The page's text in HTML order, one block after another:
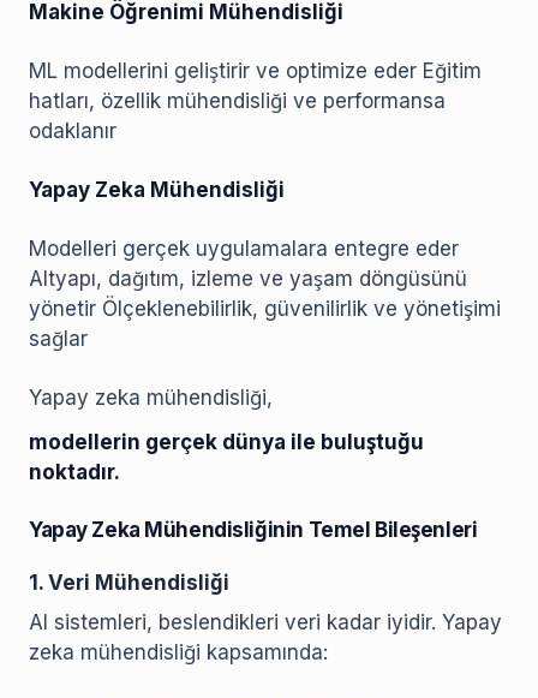
Makine Öğrenimi Mühendisliği
ML modellerini geliştirir ve optimize eder Eğitim
hatları, özellik mühendisliği ve performansa
odaklanır
Yapay Zeka Mühendisliği
Modelleri gerçek uygulamalara entegre eder
Altyapı, dağıtım, izleme ve yaşam döngüsünü
yönetir Ölçeklenebilirlik, güvenilirlik ve yönetişimi
sağlar
Yapay zeka mühendisliği,
modellerin gerçek dünya ile buluştuğu
noktadır.
Yapay Zeka Mühendisliğinin Temel Bileşenleri
1. Veri Mühendisliği
AI sistemleri, beslendikleri veri kadar iyidir. Yapay
zeka mühendisliği kapsamında: